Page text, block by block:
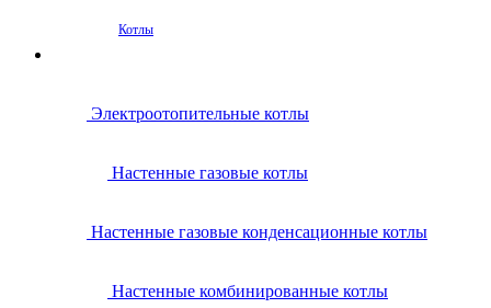
Котлы
Электроотопительные котлы
Настенные газовые котлы
Настенные газовые конденсационные котлы
Настенные комбинированные котлы